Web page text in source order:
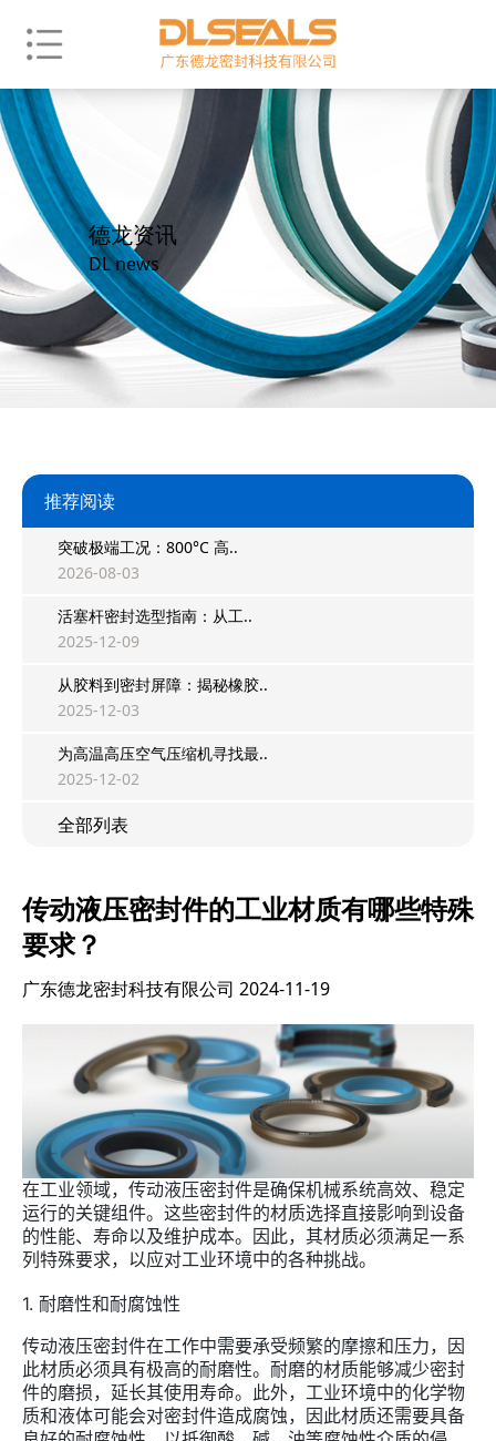
德龙资讯
DL news
推荐阅读
突破极端工况：800°C 高..
2026-08-03
活塞杆密封选型指南：从工..
2025-12-09
从胶料到密封屏障：揭秘橡胶..
2025-12-03
为高温高压空气压缩机寻找最..
2025-12-02
全部列表
传动液压密封件的工业材质有哪些特殊
要求？
广东德龙密封科技有限公司 2024-11-19
在工业领域，传动液压密封件是确保机械系统高效、稳定
运行的关键组件。这些密封件的材质选择直接影响到设备
的性能、寿命以及维护成本。因此，其材质必须满足一系
列特殊要求，以应对工业环境中的各种挑战。
1. 耐磨性和耐腐蚀性
传动液压密封件在工作中需要承受频繁的摩擦和压力，因
此材质必须具有极高的耐磨性。耐磨的材质能够减少密封
件的磨损，延长其使用寿命。此外，工业环境中的化学物
质和液体可能会对密封件造成腐蚀，因此材质还需要具备